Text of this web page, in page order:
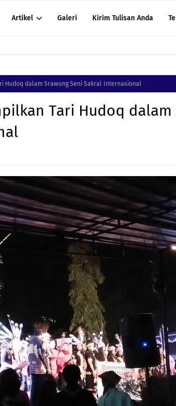
Artikel Galeri Kirim Tulisan Anda
Hudoq dalam Srawung Seni Sakral Internasional
Tari Hudoq dalam